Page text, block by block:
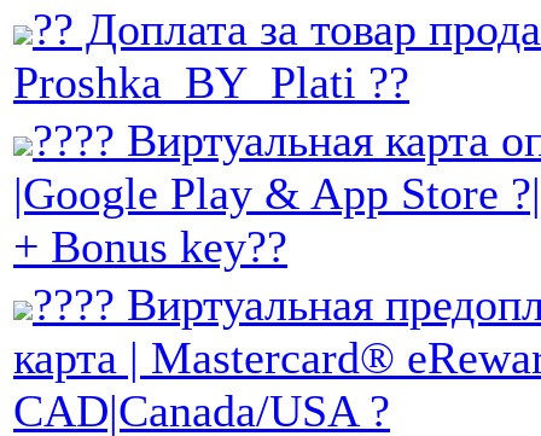
?? Доплата за товар
Proshka_BY_Plati ??
???? Виртуальная карта
|Google Play & App Store
+ Bonus key??
???? Виртуальная
карта | Mastercard®
CAD|Canada/USA ?